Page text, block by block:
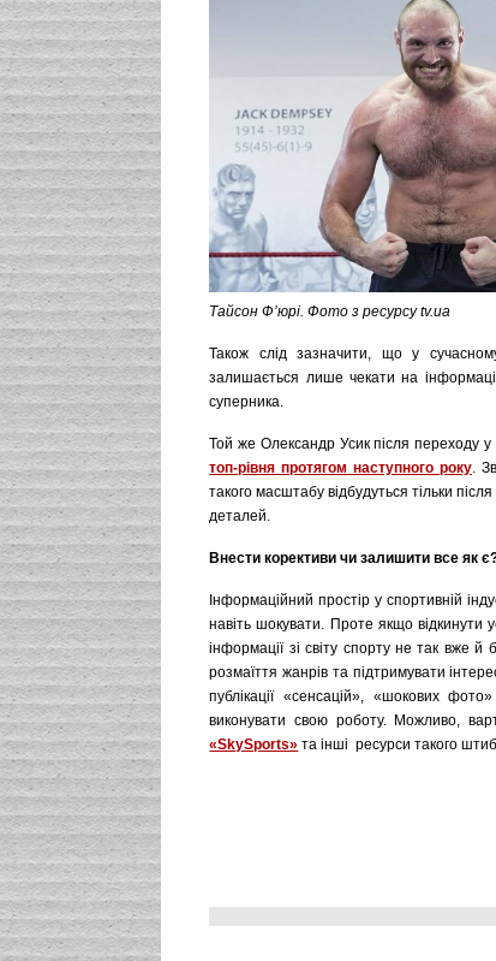
Тайсон Ф’юрі. Фото з ресурсу tv.ua
Також слід зазначити, що у
залишається лише чекати на
суперника.
Той же Олександр Усик після переходу у
топ-рівня протягом наступного року.
такого масштабу відбудуться тільки
деталей.
Внести корективи чи залишити все як
Інформаційний простір у спортивній
навіть шокувати. Проте якщо відкинути
інформації зі світу спорту не так вже й
розмаїття жанрів та підтримувати
публікації «сенсацій», «шокових
виконувати свою роботу. Можливо,
«SkySports» та інші ресурси такого